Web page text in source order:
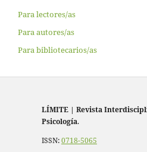
Para lectores/as
Para autores/as
Para bibliotecarios/as
LÍMITE | Revista
Psicología.
ISSN:0718-5065